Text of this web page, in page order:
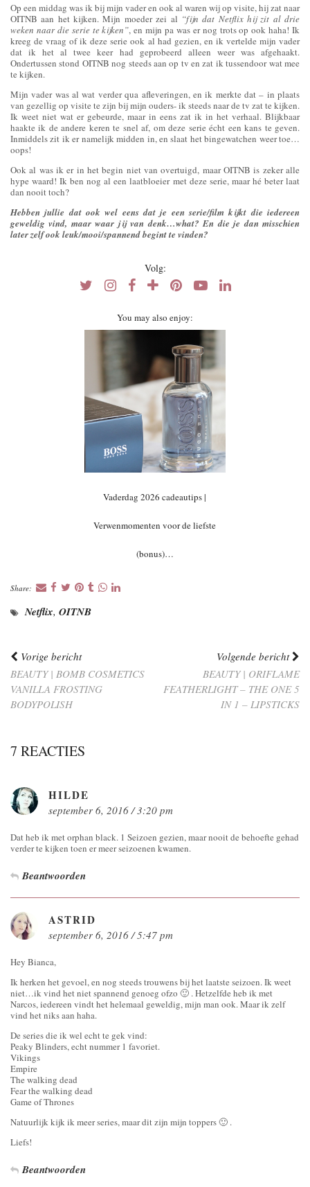
Op een middag was ik bij mijn vader en ook al waren wij op visite, hij zat naar
OITNB aan het kijken. Mijn moeder zei al “fijn dat Netflix hij zit al drie
weken naar die serie te kijken”, en mijn pa was er nog trots op ook haha! Ik
kreeg de vraag of ik deze serie ook al had gezien, en ik vertelde mijn vader
dat ik het al twee keer had geprobeerd alleen weer was afgehaakt.
Ondertussen stond OITNB nog steeds aan op tv en zat ik tussendoor wat mee
te kijken.
Mijn vader was al wat verder qua afleveringen, en ik merkte dat – in plaats
van gezellig op visite te zijn bij mijn ouders- ik steeds naar de tv zat te kijken.
Ik weet niet wat er gebeurde, maar in eens zat ik in het verhaal. Blijkbaar
haakte ik de andere keren te snel af, om deze serie écht een kans te geven.
Inmiddels zit ik er namelijk midden in, en slaat het bingewatchen weer toe…
oops!
Ook al was ik er in het begin niet van overtuigd, maar OITNB is zeker alle
hype waard! Ik ben nog al een laatbloeier met deze serie, maar hé beter laat
dan nooit toch?
Hebben jullie dat ook wel eens dat je een serie/film kijkt die iedereen
geweldig vind, maar waar jij van denk…what? En die je dan misschien
later zelf ook leuk/mooi/spannend begint te vinden?
Volg:
You may also enjoy:
Vaderdag 2026 cadeautips |
Verwenmomenten voor de liefste
(bonus)…
Share:
Netflix, OITNB
Vorige bericht
BEAUTY | BOMB COSMETICS
VANILLA FROSTING
BODYPOLISH
Volgende bericht
BEAUTY | ORIFLAME
FEATHERLIGHT – THE ONE 5
IN 1 – LIPSTICKS
7 REACTIES
HILDE
september 6, 2016 / 3:20 pm
Dat heb ik met orphan black. 1 Seizoen gezien, maar nooit de behoefte gehad
verder te kijken toen er meer seizoenen kwamen.
Beantwoorden
ASTRID
september 6, 2016 / 5:47 pm
Hey Bianca,
Ik herken het gevoel, en nog steeds trouwens bij het laatste seizoen. Ik weet
niet…ik vind het niet spannend genoeg ofzo 🙂 . Hetzelfde heb ik met
Narcos, iedereen vindt het helemaal geweldig, mijn man ook. Maar ik zelf
vind het niks aan haha.
De series die ik wel echt te gek vind:
Peaky Blinders, echt nummer 1 favoriet.
Vikings
Empire
The walking dead
Fear the walking dead
Game of Thrones
Natuurlijk kijk ik meer series, maar dit zijn mijn toppers 🙂 .
Liefs!
Beantwoorden